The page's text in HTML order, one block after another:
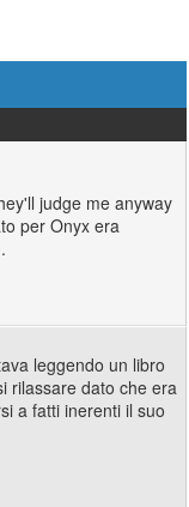
judge me anyway
per Onyx era
leggendo un libro
rilassare dato che era
a fatti inerenti il suo